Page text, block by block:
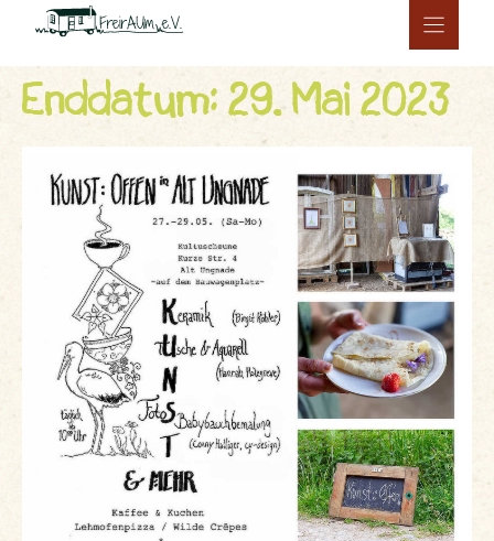
Inhalt
springen
Enddatum: 29. Mai 2023